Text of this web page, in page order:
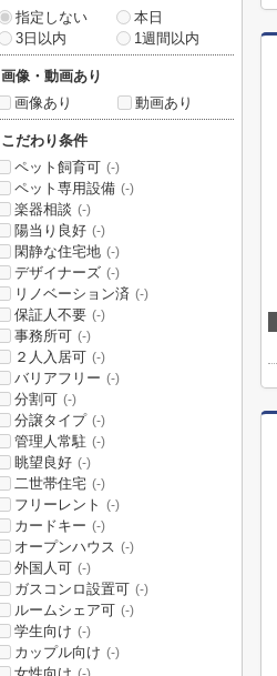
指定しない
本日
3日以内
1週間以内
画像・動画あり
画像あり
動画あり
こだわり条件
ペット飼育可 (-)
ペット専用設備 (-)
楽器相談 (-)
陽当り良好 (-)
閑静な住宅地 (-)
デザイナーズ (-)
リノベーション済 (-)
保証人不要 (-)
事務所可 (-)
２人入居可 (-)
バリアフリー (-)
分割可 (-)
分譲タイプ (-)
管理人常駐 (-)
眺望良好 (-)
二世帯住宅 (-)
フリーレント (-)
カードキー (-)
オープンハウス (-)
外国人可 (-)
ガスコンロ設置可 (-)
ルームシェア可 (-)
学生向け (-)
カップル向け (-)